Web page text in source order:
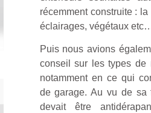
récemment construite :
éclairages, végétaux
Puis nous avions
conseil sur les types de
notamment en ce qui
de garage. Au vu de sa
devait être